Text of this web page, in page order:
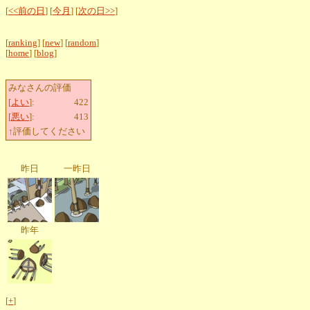
[<<前の日 ] [今月 ] [次の日>>]
[ranking] [new] [random]
[home] [blog]
みなさんの評価
[よい]:
422
[悪い]:
413
↑評価してください
昨日 一昨日
昨年
[+]